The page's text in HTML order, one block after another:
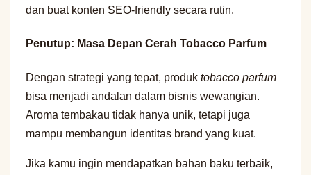
dan buat konten SEO-friendly secara rutin.
Penutup: Masa Depan Cerah Tobacco Parfum
Dengan strategi yang tepat, produk tobacco parfum
bisa menjadi andalan dalam bisnis wewangian.
Aroma tembakau tidak hanya unik, tetapi juga
mampu membangun identitas brand yang kuat.
Jika kamu ingin mendapatkan bahan baku terbaik,